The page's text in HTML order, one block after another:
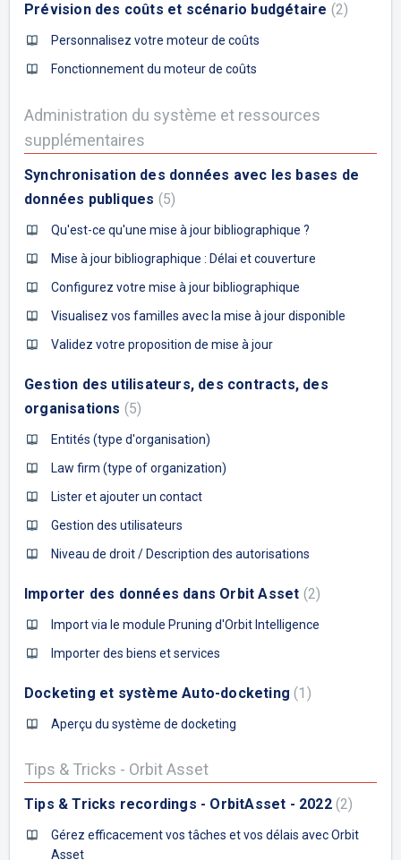
Prévision des coûts et scénario budgétaire 2
Personnalisez votre moteur de coûts
Fonctionnement du moteur de coûts
Administration du système et ressources
supplémentaires
Synchronisation des données avec les bases de
données publiques 5
Qu'est-ce qu'une mise à jour bibliographique ?
Mise à jour bibliographique : Délai et couverture
Configurez votre mise à jour bibliographique
Visualisez vos familles avec la mise à jour disponible
Validez votre proposition de mise à jour
Gestion des utilisateurs, des contracts, des
organisations
5
Entités (type d'organisation)
Law firm (type of organization)
Lister et ajouter un contact
Gestion des utilisateurs
Niveau de droit / Description des autorisations
Importer des données dans Orbit Asset 2
Import via le module Pruning d'Orbit Intelligence
Importer des biens et services
Docketing et système Auto-docketing 1
Aperçu du système de docketing
Tips & Tricks - Orbit Asset
Tips & Tricks recordings - OrbitAsset - 2022 2
Gérez efficacement vos tâches et vos délais avec Orbit
Asset